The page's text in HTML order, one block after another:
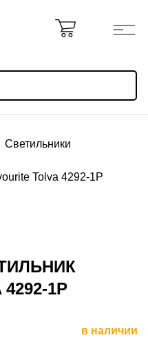
Светильники
Tolva 4292-1P
4292-1P
в наличии